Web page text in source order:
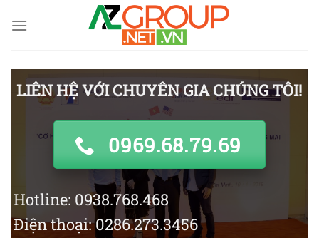
LIÊN HỆ VỚI CHUYÊN GIA CHÚNG TÔI!
0969.68.79.69
Hotline: 0938.768.468
Điện thoại: 0286.273.3456